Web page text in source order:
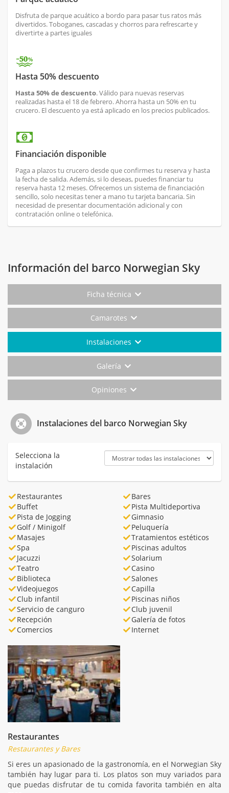
Disfruta de parque acuático a bordo para pasar tus ratos más
divertidos. Toboganes, cascadas y chorros para refrescarte y
divertirte a partes iguales
Hasta 50% descuento
Hasta 50% de descuento. Válido para nuevas reservas
realizadas hasta el 18 de febrero. Ahorra hasta un 50% en tu
crucero. El descuento ya está aplicado en los precios publicados.
Financiación disponible
Paga a plazos tu crucero desde que confirmes tu reserva y hasta
la fecha de salida. Además, si lo deseas, puedes financiar tu
reserva hasta 12 meses. Ofrecemos un sistema de financiación
sencillo, solo necesitas tener a mano tu tarjeta bancaria. Sin
necesidad de presentar documentación adicional y con
contratación online o telefónica.
Información del barco Norwegian Sky
Ficha técnica
Camarotes
Instalaciones
Galería
Opiniones
Instalaciones del barco Norwegian Sky
Selecciona la
instalación
Restaurantes
Bares
Buffet
Pista Multideportiva
Pista de Jogging
Gimnasio
Golf / Minigolf
Peluquería
Masajes
Tratamientos estéticos
Spa
Piscinas adultos
Jacuzzi
Solarium
Teatro
Casino
Biblioteca
Salones
Videojuegos
Capilla
Club infantil
Piscinas niños
Servicio de canguro
Club juvenil
Recepción
Galería de fotos
Comercios
Internet
Restaurantes
Restaurantes y Bares
Si eres un apasionado de la gastronomía, en el Norwegian Sky
también hay lugar para ti. Los platos son muy variados para
que puedas disfrutar de tu comida favorita también en alta